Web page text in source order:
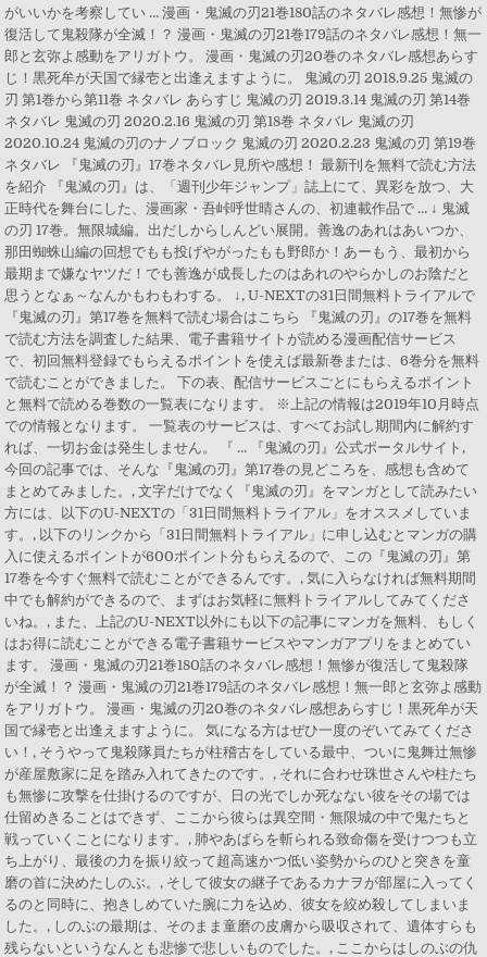
がいいかを考察してい … 漫画・鬼滅の刃21巻180話のネタバレ感想！無惨が
復活して鬼殺隊が全滅！？ 漫画・鬼滅の刃21巻179話のネタバレ感想！無一
郎と玄弥よ感動をアリガトウ。 漫画・鬼滅の刃20巻のネタバレ感想あらす
じ！黒死牟が天国で縁壱と出逢えますように。 鬼滅の刃 2018.9.25 鬼滅の
刃 第1巻から第11巻 ネタバレ あらすじ 鬼滅の刃 2019.3.14 鬼滅の刃 第14巻
ネタバレ 鬼滅の刃 2020.2.16 鬼滅の刃 第18巻 ネタバレ 鬼滅の刃
2020.10.24 鬼滅の刃のナノブロック 鬼滅の刃 2020.2.23 鬼滅の刃 第19巻
ネタバレ 『鬼滅の刃』17巻ネタバレ見所や感想！ 最新刊を無料で読む方法
を紹介 『鬼滅の刃』は、「週刊少年ジャンプ」誌上にて、異彩を放つ、大
正時代を舞台にした、漫画家・吾峠呼世晴さんの、初連載作品で … ↓ 鬼滅
の刃 17巻。無限城編。出だしからしんどい展開。善逸のあれはあいつか、
那田蜘蛛山編の回想でもも投げやがったもも野郎か！あーもう、最初から
最期まで嫌なヤツだ！でも善逸が成長したのはあれのやらかしのお陰だと
思うとなぁ～なんかもわもわする。 ↓, U-NEXTの31日間無料トライアルで
『鬼滅の刃』第17巻を無料で読む場合はこちら 『鬼滅の刃』の17巻を無料
で読む方法を調査した結果、電子書籍サイトが読める漫画配信サービス
で、初回無料登録でもらえるポイントを使えば最新巻または、6巻分を無料
で読むことができました。 下の表、配信サービスごとにもらえるポイント
と無料で読める巻数の一覧表になります。 ※上記の情報は2019年10月時点
での情報となります。 一覧表のサービスは、すべてお試し期間内に解約す
れば、一切お金は発生しません。 『 … 『鬼滅の刃』公式ポータルサイト,
今回の記事では、そんな『鬼滅の刃』第17巻の見どころを、感想も含めて
まとめてみました。, 文字だけでなく『鬼滅の刃』をマンガとして読みたい
方には、以下のU-NEXTの「31日間無料トライアル」をオススメしていま
す。, 以下のリンクから「31日間無料トライアル」に申し込むとマンガの購
入に使えるポイントが600ポイント分もらえるので、この『鬼滅の刃』第
17巻を今すぐ無料で読むことができるんです。, 気に入らなければ無料期間
中でも解約ができるので、まずはお気軽に無料トライアルしてみてくださ
いね。, また、上記のU-NEXT以外にも以下の記事にマンガを無料、もしく
はお得に読むことができる電子書籍サービスやマンガアプリをまとめてい
ます。 漫画・鬼滅の刃21巻180話のネタバレ感想！無惨が復活して鬼殺隊
が全滅！？ 漫画・鬼滅の刃21巻179話のネタバレ感想！無一郎と玄弥よ感動
をアリガトウ。 漫画・鬼滅の刃20巻のネタバレ感想あらすじ！黒死牟が天
国で縁壱と出逢えますように。 気になる方はぜひ一度のぞいてみてくださ
い！, そうやって鬼殺隊員たちが柱稽古をしている最中、ついに鬼舞辻無惨
が産屋敷家に足を踏み入れてきたのです。, それに合わせ珠世さんや柱たち
も無惨に攻撃を仕掛けるのですが、日の光でしか死なない彼をその場では
仕留めきることはできず、ここから彼らは異空間・無限城の中で鬼たちと
戦っていくことになります。, 肺やあばらを斬られる致命傷を受けつつも立
ち上がり、最後の力を振り絞って超高速かつ低い姿勢からのひと突きを童
磨の首に決めたしのぶ。, そして彼女の継子であるカナヲが部屋に入ってく
るのと同時に、抱きしめていた腕に力を込め、彼女を絞め殺してしまいま
した。, しのぶの最期は、そのまま童磨の皮膚から吸収されて、遺体すらも
残らないというなんとも悲惨で悲しいものでした。, ここからはしのぶの仇